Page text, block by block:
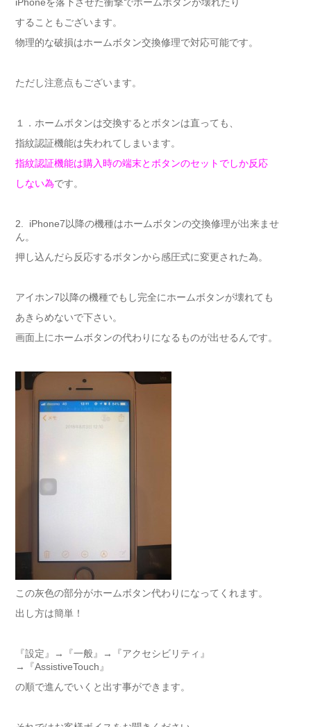
することもございます。
物理的な破損はホームボタン交換修理で対応可能です。
ただし注意点もございます。
１．ホームボタンは交換するとボタンは直っても、
指紋認証機能は失われてしまいます。
指紋認証機能は購入時の端末とボタンのセットでしか反応
しない為です。
2. iPhone7以降の機種はホームボタンの交換修理が出来ませ
ん。
押し込んだら反応するボタンから感圧式に変更された為。
アイホン7以降の機種でもし完全にホームボタンが壊れても
あきらめないで下さい。
画面上にホームボタンの代わりになるものが出せるんです。
この灰色の部分がホームボタン代わりになってくれます。
出し方は簡単！
『設定』→『一般』→『アクセシビリティ』
→『AssistiveTouch』
の順で進んでいくと出す事ができます。